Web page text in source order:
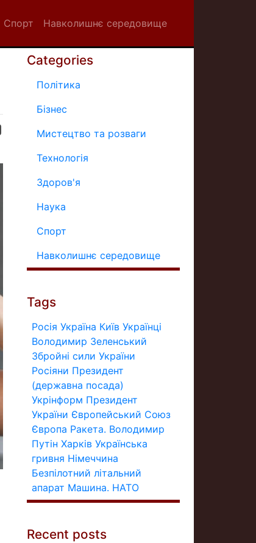
Спорт Навколишнє середовище
Categories
Політика
Бізнес
Мистецтво та розваги
Технологія
Здоров'я
Наука
Спорт
Навколишнє середовище
Tags
Росія Україна Київ Українці
Володимир Зеленський
Збройні сили України
Росіяни Президент
(державна посада)
Укрінформ Президент
України Європейський Союз
Європа Ракета. Володимир
Путін Харків Українська
гривня Німеччина
Безпілотний літальний
апарат Машина. НАТО
Recent posts